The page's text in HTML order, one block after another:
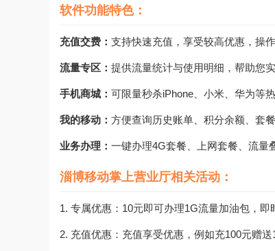
软件功能特色：
充值交费： 支持快速充值，享受较高优惠，操
流量专区： 提供流量统计与使用明细，帮助您
手机商城： 可限量秒杀iPhone、小米、华为等
我的移动： 方便查询历史账单、积分余额、套
业务办理： 一键办理4G套餐、上网套餐、流量
淄博移动掌上营业厅相关活动：
1. 专属优惠：10元即可办理1G流量加油包，即
2. 充值优惠：充值享受优惠，例如充100元赠送1